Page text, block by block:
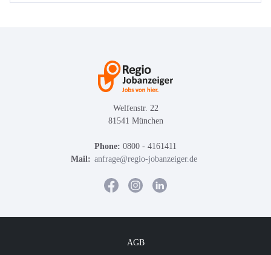
Welfenstr. 22
81541 München
Phone: 0800 - 4161411
Mail: anfrage@regio-jobanzeiger.de
AGB